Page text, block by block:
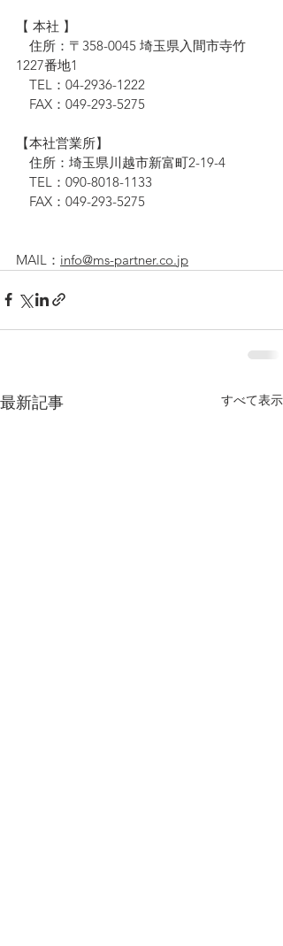
【 本社 】
住所：〒358-0045 埼玉県入間市寺竹
1227番地1
TEL：04-2936-1222
FAX：049-293-5275
【本社営業所】
住所：埼玉県川越市新富町2-19-4
TEL：090-8018-1133
FAX：049-293-5275
MAIL： info@ms-partner.co.jp
最新記事 すべて表示